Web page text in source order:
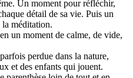
Un moment pour réflé­chir,
détail de sa vie. Puis un
la médi­ta­tion.
un moment de calme, de vide,
perdue dans la nature,
et des enfants qui jouent.